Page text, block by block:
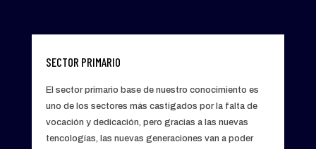
SECTOR PRIMARIO
El sector primario base de nuestro conocimiento es
uno de los sectores más castigados por la falta de
vocación y dedicación, pero gracias a las nuevas
tencologías, las nuevas generaciones van a poder